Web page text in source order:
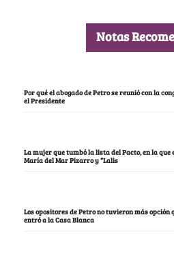
Notas
Por qué el abogado de Petro se reunió con la
el Presidente
La mujer que tumbó la lista del Pacto, en la
María del Mar Pizarro y “Lalis
Los opositores de Petro no tuvieron más
entró a la Casa Blanca